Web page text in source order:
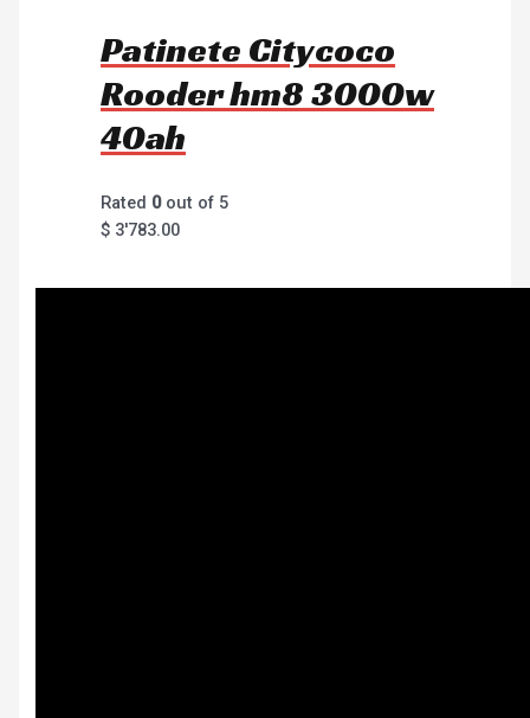
Patinete Citycoco
Rooder hm8 3000w
40ah
Rated 0out of 5
$ 3'783.00